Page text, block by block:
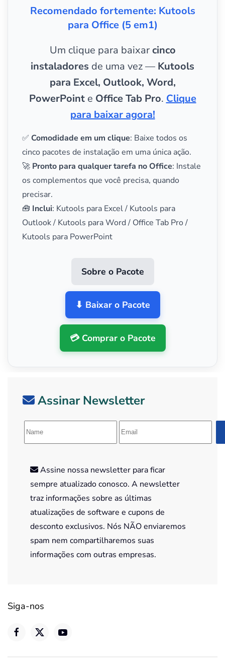
Recomendado fortemente: Kutools
para Office (5 em1)
Um clique para baixarcinco
instaladores de uma vez — Kutools
para Excel, Outlook, Word,
PowerPointe Office Tab Pro. Clique
para baixar agora!
✅ Comodidade em um clique: Baixe todos os
cinco pacotes de instalação em uma única ação.
🚀 Pronto para qualquer tarefa no Office: Instale
os complementos que você precisa, quando
precisar.
🧰 Inclui: Kutools para Excel / Kutools para
Outlook / Kutools para Word / Office Tab Pro /
Kutools para PowerPoint
Sobre o Pacote
⬇ Baixar o Pacote
💳 Comprar o Pacote
Assinar Newsletter
Assine nossa newsletter para ficar
sempre atualizado conosco. A newsletter
traz informações sobre as últimas
atualizações de software e cupons de
desconto exclusivos. Nós NÃO enviaremos
spam nem compartilharemos suas
informações com outras empresas.
Siga-nos